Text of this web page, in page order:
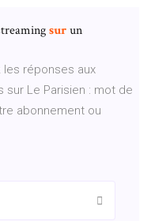
surun
les réponses aux
Le Parisien : mot de
abonnement ou